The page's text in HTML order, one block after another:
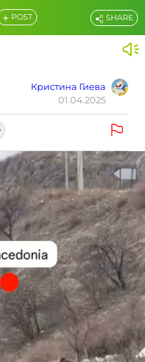
+ POST
Кристина Гиева
01.04.2025
SHARE